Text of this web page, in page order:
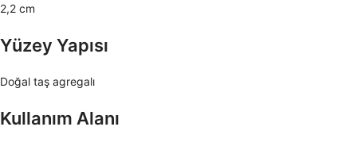
2,2 cm
Yüzey Yapısı
Doğal taş agregalı
Kullanım Alanı